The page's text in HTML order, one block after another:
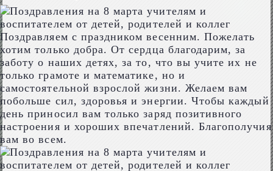
Поздравляем с праздником весенним. Пожелать
хотим только добра. От сердца благодарим, за
заботу о наших детях, за то, что вы учите их не
только грамоте и математике, но и
самостоятельной взрослой жизни. Желаем вам
побольше сил, здоровья и энергии. Чтобы каждый
день приносил вам только заряд позитивного
настроения и хороших впечатлений. Благополучия
вам во всем.